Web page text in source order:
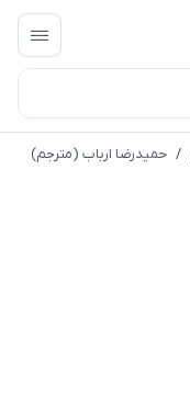
/ حمیدرضا ارباب (مترجم)